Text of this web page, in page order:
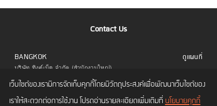
Contact Us
BANGKOK
บริษัท ทิงค์เน็ต จำกัด (สำนักงานใหญ่)
323 อาคารยูไนเต็ดเซ็นเตอร์ ชั้น 6 ห้อง 601 ถนน
สีลม แขวงสีลม เขตบางรัก กทม. 10500
โทร. 02 480 9990
ดูแผนที่
เว็บไซต์ของเรามีการจัดเก็บคุกกี้โดยมีวัตถุประสงค์เพื่อพัฒนาเว็บไซต์ของ
เราให้สะดวกต่อการใช้งาน โปรดอ่านรายละเอียดเพิ่มเติมที่ นโยบายคุกกี้